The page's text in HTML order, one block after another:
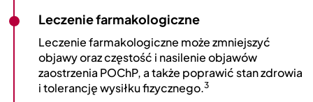
Leczenie farmakologiczne
Leczenie farmakologiczne może zmniejszyć
objawy oraz częstość i nasilenie objawów
zaostrzenia POChP, a także poprawić stan zdrowia
i tolerancję wysiłku fizycznego.3